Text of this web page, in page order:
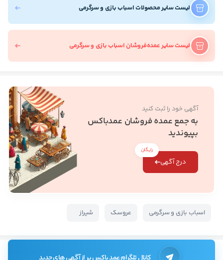
لیست سایر محصولات اسباب بازی و سرگرمی
لیست سایر عمده‌فروشان اسباب بازی و سرگرمی
آگهی خود را ثبت کنید
به جمع عمده فروشان عمدباکس
بپیوندید
درج آگهی
رایگان
اسباب بازی و سرگرمی عروسک شیراز